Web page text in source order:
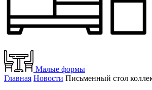
Малые формы
Главная Новости Письменный стол